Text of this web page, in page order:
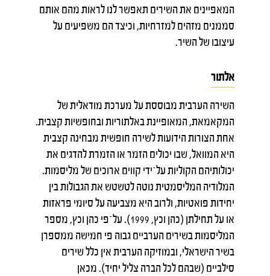
המאפיינים את השירים תאפשר לנו לראות מהם אותם
סממנים מזהים למזרחיות, וכיצד הם משפיעים על
עיצובו של השיר.
אלתור
השירה הערבית מבוססת על מערכת מודאלית של
המקאמאת, המאופיינת באלתוריות ובחופשיות קצבית.
אחת הצורות הידועות לשירה חופשית מבחינה קצבית
היא המוואל, שבו יכולים הזמר או הזמרת להדגים את
יכולותיהם הקוליות על־ידי קווים ארוכים של מליסמות.
המלודיה המליסמטית נוטה לטשטש את הגבולות בין
יחידות פואטיות, ולרוב היא מצביעה על סיומי פראזות
או על תחילתן (כהן וכץ, 1999). על־פי כהן וכץ, מספר
המליסמות בשירים הערביים גבוה פי חמישה ממספרן
בשיר הישראלי, ובמוזיקה הערבית אין כלל שירים
סילביים (שבהם לכל הברה צליל יחיד). מכאן